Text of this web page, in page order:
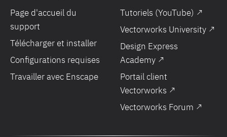
Page d'accueil du
support
Télécharger et installer
Configurations requises
Travailler avec Enscape
Tutoriels (YouTube) ↗
Vectorworks University ↗
Design Express
Academy ↗
Portail client
Vectorworks ↗
Vectorworks Forum ↗